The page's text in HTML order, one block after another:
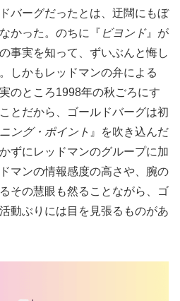
バーグだったとは、迂闊にもぼ
かった。のちに『 ビヨンド』が
事実を知って、ずいぶんと悔し
しかもレッドマンの弁による
のところ1998年の秋ごろにす
とだから、ゴールドバーグは初
ング・ポイント 』を吹き込んだ
ずにレッドマンのグループに加
マンの情報感度の高さや、腕の
その慧眼も然ることながら、ゴ
動ぶりには目を見張るものがあ